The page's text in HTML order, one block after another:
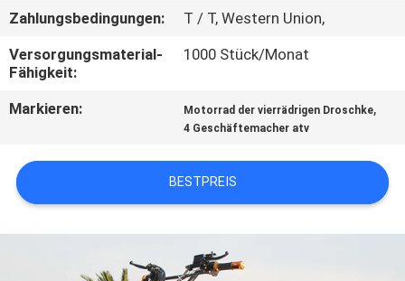
MIT
IN
VERBINDUNG
FORDERN
SIE
EIN
Zahlungsbedingungen:
T / T, Western Union,
Versorgungsmaterial-
Fähigkeit:
1000 Stück/Monat
Markieren: Motorrad der vierrädrigen Droschke,
4 Geschäftemacher atv
BESTPREIS